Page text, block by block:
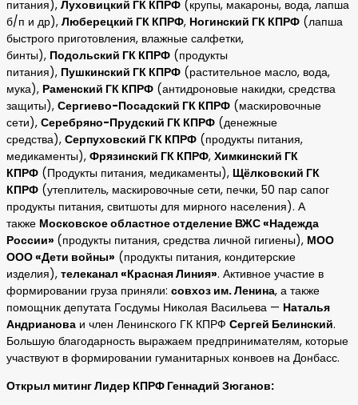
питания), Луховицкий ГК КПРФ (крупы, макароны, вода, лапша
б/п и др), Люберецкий ГК КПРФ, Ногинский ГК КПРФ (лапша
быстрого приготовления, влажные салфетки,
бинты), Подольский ГК КПРФ (продукты
питания), Пушкинский ГК КПРФ (растительное масло, вода,
мука), Раменский ГК КПРФ (антидроновые накидки, средства
защиты), Сергиево-Посадский ГК КПРФ (маскировочные
сети), Серебряно-Прудский ГК КПРФ (денежные
средства), Серпуховский ГК КПРФ (продукты питания,
медикаменты), Фрязинский ГК КПРФ, Химкинский ГК
КПРФ (Продукты питания, медикаменты), Щёлковский ГК
КПРФ (утеплитель, маскировочные сети, печки, 50 пар сапог
продукты питания, свитшоты для мирного населения). А
также Московское областное отделение ВЖС «Надежда
России» (продукты питания, средства личной гигиены), МОО
ООО «Дети войны» (продукты питания, кондитерские
изделия), телеканал «Красная Линия». Активное участие в
формировании груза приняли: совхоз им. Ленина, а также
помощник депутата Госдумы Николая Васильева — Наталья
Андрианова и член Ленинского ГК КПРФ Сергей Белинский.
Большую благодарность выражаем предпринимателям, которые
участвуют в формировании гуманитарных конвоев на Донбасс.
Открыл митинг Лидер КПРФ Геннадий Зюганов: